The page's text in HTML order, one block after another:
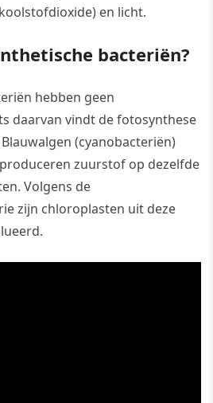
en licht.
bacteriën?
hebben geen
daarvan vindt de fotosynthese
(cyanobacteriën)
zuurstof op dezelfde
Volgens de
zijn chloroplasten uit deze